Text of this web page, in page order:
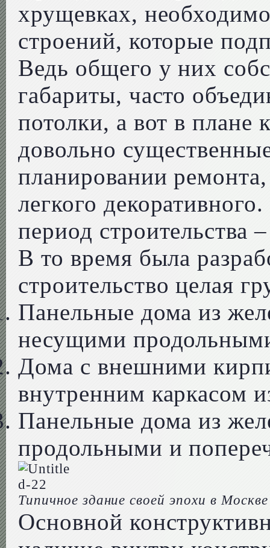
хрущевках,
строений, которые
Ведь общего у них
габариты, часто
потолки, а вот в плане
довольно
планировании
легкого
период строительства
В то время была
строительство целая
Панельные дома из
несущими
Дома с внешними
внутренним каркасом
Панельные дома из
продольными и
Типичное здание своей эпохи в Москве
Основной